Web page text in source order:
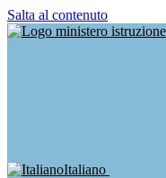
Salta al contenuto
Italiano